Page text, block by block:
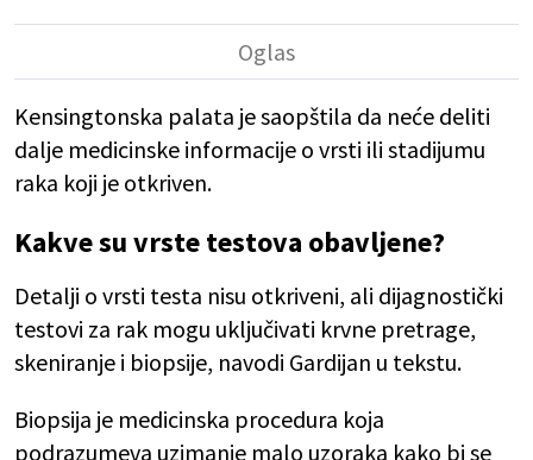
Kensingtonska palata je saopštila da neće deliti
dalje medicinske informacije o vrsti ili stadijumu
raka koji je otkriven.
Kakve su vrste testova obavljene?
Detalji o vrsti testa nisu otkriveni, ali dijagnostički
testovi za rak mogu uključivati krvne pretrage,
skeniranje i biopsije, navodi Gardijan u tekstu.
Biopsija je medicinska procedura koja
podrazumeva uzimanje malo uzoraka kako bi se